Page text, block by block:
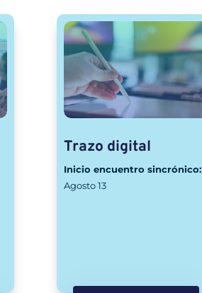
Trazo digital
Inicio encuentro sincrónico:
Agosto 13